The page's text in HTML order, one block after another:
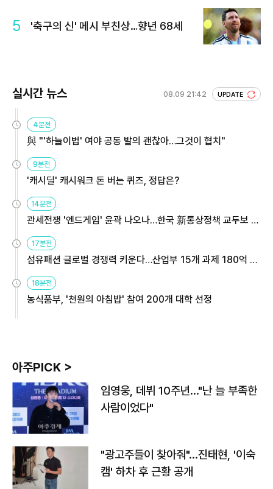
5 '축구의 신' 메시 부친상…향년 68세
실시간 뉴스 08.09 21:42 UPDATE
4분전
與 "'하늘이법' 여야 공동 발의 괜찮아…그것이 협치"
9분전
'캐시딜' 캐시워크 돈 버는 퀴즈, 정답은?
14분전
관세전쟁 '엔드게임' 윤곽 나오나…한국 新통상정책 교두보 활
17분전
섬유패션 글로벌 경쟁력 키운다…산업부 15개 과제 180억 지
18분전
농식품부, '천원의 아침밥' 참여 200개 대학 선정
아주PICK >
임영웅, 데뷔 10주년…"난 늘 부족한
사람이었다"
"광고주들이 찾아줘"…진태현, '이숙
캠' 하차 후 근황 공개